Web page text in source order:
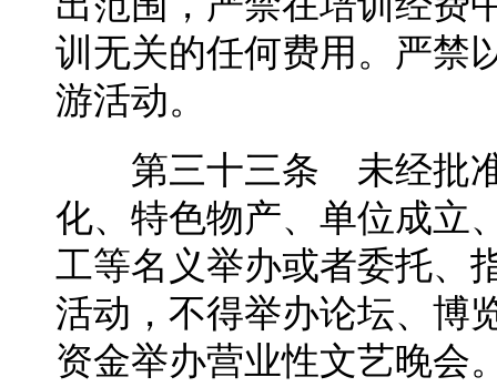
训无关的任何费用。严禁
游活动。
第三十三条 未经批准
化、特色物产、单位成立
工等名义举办或者委托、
活动，不得举办论坛、博
资金举办营业性文艺晚会